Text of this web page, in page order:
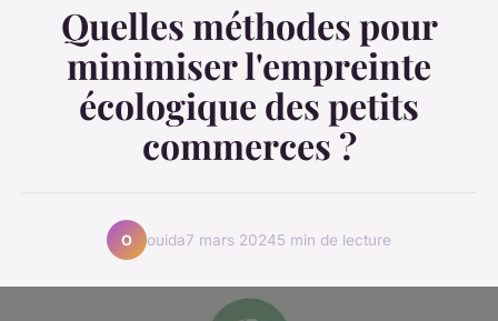
Quelles méthodes pour
minimiser l'empreinte
écologique des petits
commerces ?
O ouida7 mars 20245 min de lecture